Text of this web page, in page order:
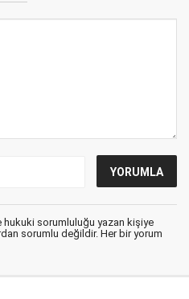
hukuki sorumluluğu yazan kişiye
sorumlu değildir. Her bir yorum